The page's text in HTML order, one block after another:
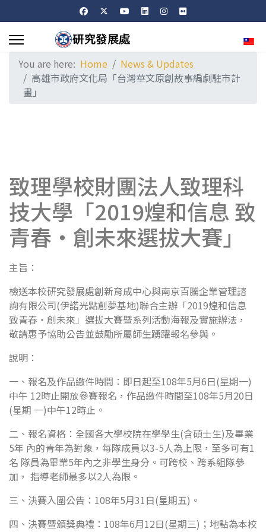
You are here: Home
News & Updates
高雄市政府文化局「台灣華文原創故事編劇駐市計
畫」
致理學校財團法人致理科
技大學「2019煌和信息 致
青春‧創未來選拔大賽」
主旨：
檢送本校研究發展處創新育成中心與南京百騰企業管理諮
詢有限公司(伊諾光點創夢基地)聯合主辦「2019煌和信息
致青春‧創未來」選拔大賽暨系列活動海報及實施辦法，
敬請惠予協助公告並鼓勵所屬師生踴躍報名參與。
說明：
一、報名及作品繳件時間：即日起至108年5月6日(星期一)
中午 12時止開放參賽報名，作品繳件時間至108年5月20日
(星期 一)中午12時止。
二、報名資格：全國各大學校院在學學生(含碩士生)及畢業
5年 內的青年為對象，每隊成員以3-5人為上限，至多可有1
名 隊員為畢業5年內之非學生身分。可跨校、跨系組隊參
加， 指導老師最多以2人為限。
三、決賽入圍公告：108年5月31日(星期五)。
四、決賽暨頒獎典禮：108年6月12日(星期三)；地點為本校